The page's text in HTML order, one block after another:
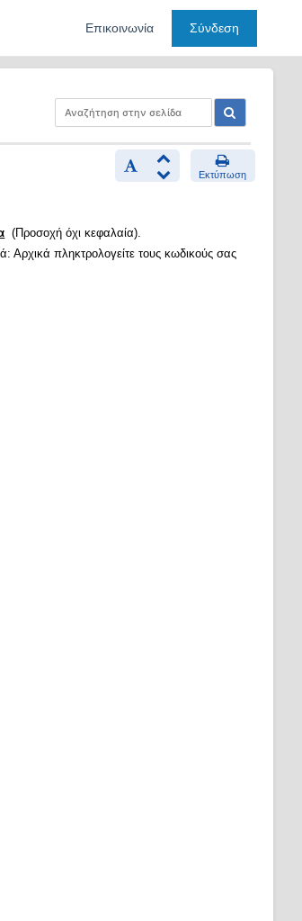
Επικοινωνία Σύνδεση
Εκτύπωση
(Προσοχή όχι κεφαλαία).
Αρχικά πληκτρολογείτε τους κωδικούς σας